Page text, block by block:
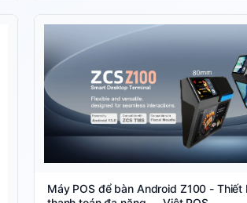
Máy POS để bàn Android Z100 - Thiết